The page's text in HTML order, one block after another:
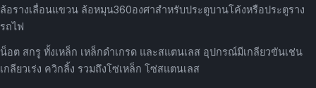
ล้อรางเลื่อนแขวน ล้อหมุน360องศาสำหรับประตูบานโค้งหรือประตูราง
รถไฟ
น็อต สกรู ทั้งเหล็ก เหล็กดำเกรด และสแตนเลส อุปกรณ์มีเกลียวขันเช่น
เกลียวเร่ง ควิกลิ้ง รวมถึงโซ่เหล็ก โซ่สแตนเลส